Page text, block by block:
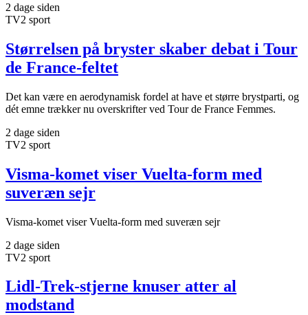
2 dage siden
TV2 sport
Størrelsen på bryster skaber debat i Tour
de France-feltet
Det kan være en aerodynamisk fordel at have et større brystparti, og
dét emne trækker nu overskrifter ved Tour de France Femmes.
2 dage siden
TV2 sport
Visma-komet viser Vuelta-form med
suveræn sejr
Visma-komet viser Vuelta-form med suveræn sejr
2 dage siden
TV2 sport
Lidl-Trek-stjerne knuser atter al
modstand